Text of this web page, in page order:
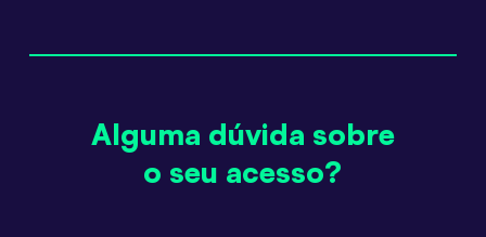
Alguma dúvida sobre
o seu acesso?